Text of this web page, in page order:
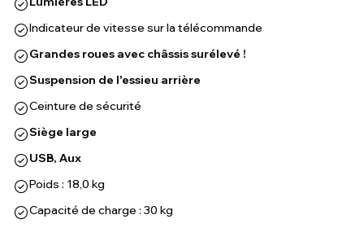
Indicateur de vitesse sur la télécommande
Grandes roues avec châssis surélevé !
Suspension de l'essieu arrière
Ceinture de sécurité
Siège large
USB, Aux
Poids : 18,0 kg
Capacité de charge : 30 kg